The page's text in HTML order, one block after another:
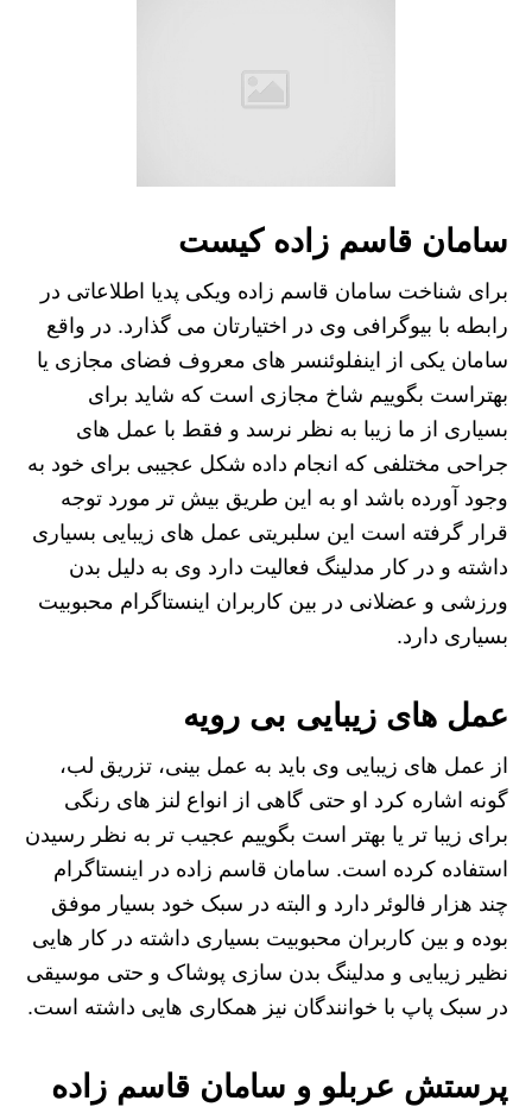
سامان قاسم زاده کیست
برای شناخت سامان قاسم زاده ویکی پدیا اطلاعاتی در
رابطه با بیوگرافی وی در اختیارتان می گذارد. در واقع
سامان یکی از اینفلوئنسر های معروف فضای مجازی یا
بهتراست بگوییم شاخ مجازی است که شاید برای
بسیاری از ما زیبا به نظر نرسد و فقط با عمل های
جراحی مختلفی که انجام داده شکل عجیبی برای خود به
وجود آورده باشد او به این طریق بیش تر مورد توجه
قرار گرفته است این سلبریتی عمل های زیبایی بسیاری
داشته و در کار مدلینگ فعالیت دارد وی به دلیل بدن
ورزشی و عضلانی در بین کاربران اینستاگرام محبوبیت
بسیاری دارد.
عمل های زیبایی بی رویه
از عمل های زیبایی وی باید به عمل بینی، تزریق لب،
گونه اشاره کرد او حتی گاهی از انواع لنز های رنگی
برای زیبا تر یا بهتر است بگوییم عجیب تر به نظر رسیدن
استفاده کرده است. سامان قاسم زاده در اینستاگرام
چند هزار فالوئر دارد و البته در سبک خود بسیار موفق
بوده و بین کاربران محبوبیت بسیاری داشته در کار هایی
نظیر زیبایی و مدلینگ بدن سازی پوشاک و حتی موسیقی
در سبک پاپ با خوانندگان نیز همکاری هایی داشته است.
پرستش عربلو و سامان قاسم زاده